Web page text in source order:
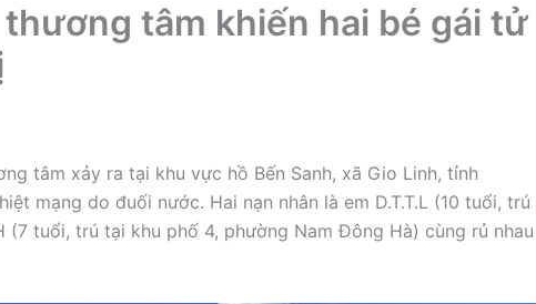
tâm khiến hai bé gái tử
tâm xảy ra tại khu vực hồ Bến Sanh, xã Gio Linh, tỉnh
mạng do đuối nước. Hai nạn nhân là em D.T.T.L (10 tuổi, trú
(7 tuổi, trú tại khu phố 4, phường Nam Đông Hà) cùng rủ nhau